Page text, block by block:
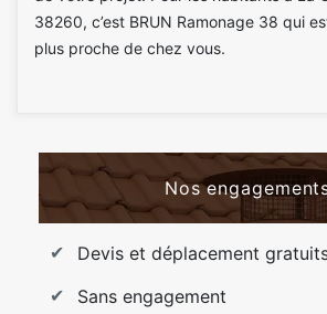
38260, c’est BRUN Ramonage 38 qui
plus proche de chez vous.
Nos
Devis et déplacement
Sans engagement